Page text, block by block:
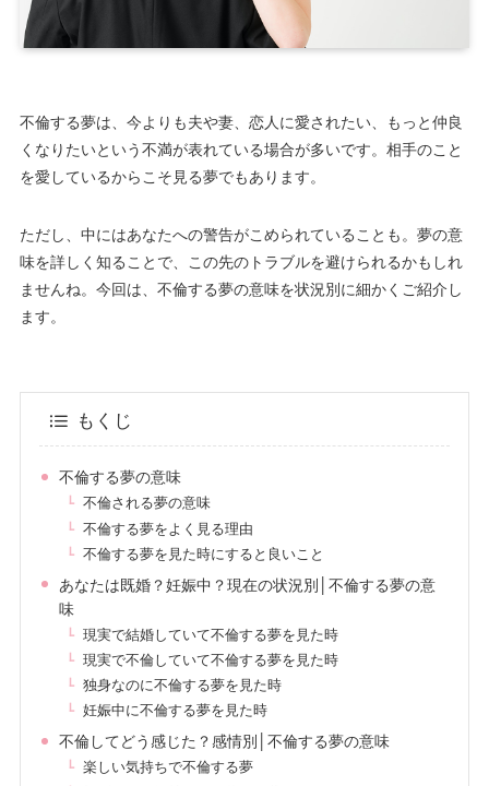
不倫する夢は、今よりも夫や妻、恋人に愛されたい、もっと仲良
くなりたいという不満が表れている場合が多いです。相手のこと
を愛しているからこそ見る夢でもあります。
ただし、中にはあなたへの警告がこめられていることも。夢の意
味を詳しく知ることで、この先のトラブルを避けられるかもしれ
ませんね。今回は、不倫する夢の意味を状況別に細かくご紹介し
ます。
もくじ
不倫する夢の意味
不倫される夢の意味
不倫する夢をよく見る理由
不倫する夢を見た時にすると良いこと
あなたは既婚？妊娠中？現在の状況別│不倫する夢の意
味
現実で結婚していて不倫する夢を見た時
現実で不倫していて不倫する夢を見た時
独身なのに不倫する夢を見た時
妊娠中に不倫する夢を見た時
不倫してどう感じた？感情別│不倫する夢の意味
楽しい気持ちで不倫する夢